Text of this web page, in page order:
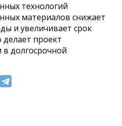
технологий
материалов снижает
и увеличивает срок
делает проект
долгосрочной